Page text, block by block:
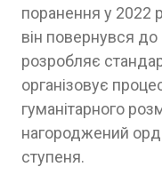
поранення у 2022
він повернувся до
розробляє
організовує
гуманітарного
нагороджений
ступеня.